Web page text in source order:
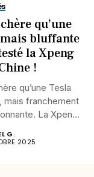
qu’une
bluffante
la Xpeng
!
qu’une Tesla
mais franchement
La Xpeng
G.
2025